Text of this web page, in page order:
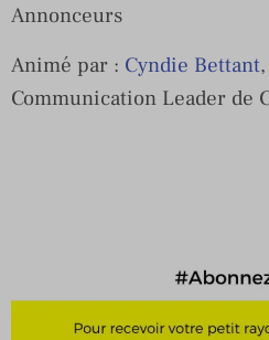
Annonceurs
Animé par : Cyndie Bettant
Communication Leader de